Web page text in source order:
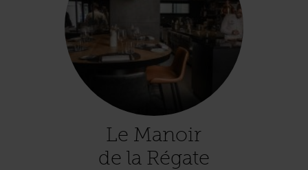
Le Manoir
de la Régate